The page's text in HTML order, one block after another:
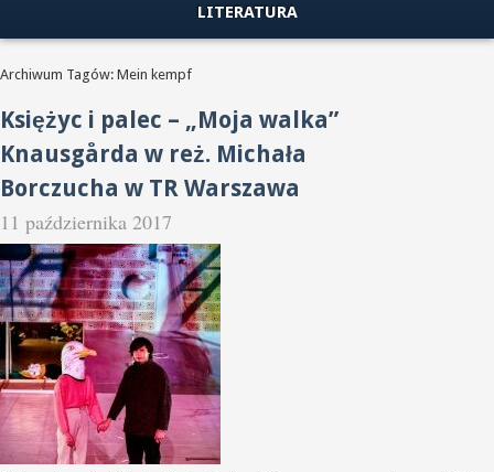
LITERATURA
Archiwum Tagów: Mein kempf
Księżyc i palec – „Moja walka”
Knausgårda w reż. Michała
Borczucha w TR Warszawa
11 października 2017